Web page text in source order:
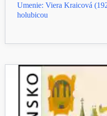
Umenie: Viera Kraicová
holubicou